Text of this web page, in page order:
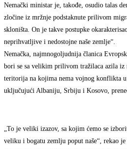
Nemački ministar je, takođe, osudio talas
zločine iz mržnje podstaknute prilivom
skloništa. On je takve postupke
neprihvatljive i nedostojne naše zemlje“.
Nemačka, najmnogoljudnija članica
bori se sa velikim prilivom tražilaca azila
teritorija na kojima nema vojnog konflikta
uključujući Albaniju, Srbiju i Kosovo,
„To je veliki izazov, sa kojim ćemo se
veliku i bogatu zemlju poput naše“, rekao